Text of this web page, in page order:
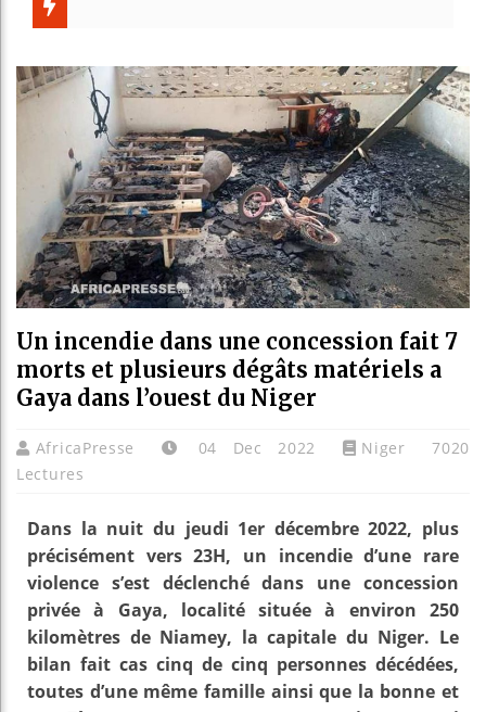
Côte
Tunisie
Ceuta :
Un incendie dans une concession fait 7
morts et plusieurs dégâts matériels a
Gaya dans l’ouest du Niger
AfricaPresse 04 Dec 2022 Niger
7020
Lectures
Dans la nuit du jeudi 1er décembre 2022, plus
précisément vers 23H, un incendie d’une rare
violence s’est déclenché dans une concession
privée à Gaya, localité située à environ 250
kilomètres de Niamey, la capitale du Niger. Le
bilan fait cas cinq de cinq personnes décédées,
toutes d’une même famille ainsi que la bonne et